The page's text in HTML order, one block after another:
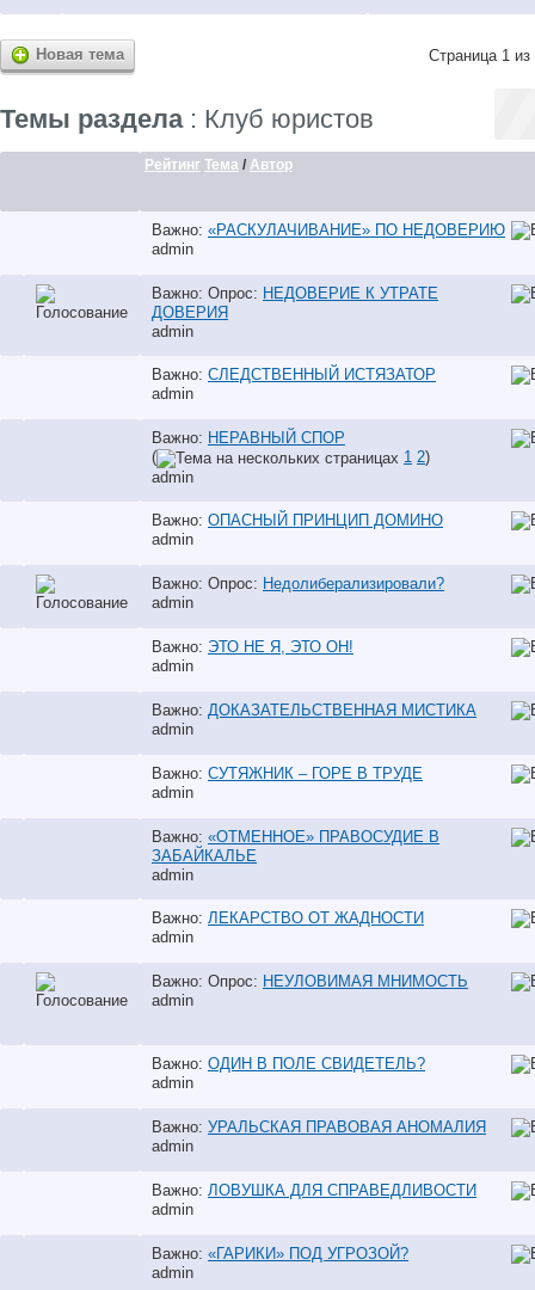
Новая тема Страница 1 из
Темы раздела: Клуб юристов
Рейтинг Тема / Автор
Важно: «РАСКУЛАЧИВАНИЕ» ПО НЕДОВЕРИЮ
аdmin
Важно: Опрос: НЕДОВЕРИЕ К УТРАТЕ
ДОВЕРИЯ
аdmin
Важно: СЛЕДСТВЕННЫЙ ИСТЯЗАТОР
аdmin
Важно: НЕРАВНЫЙ СПОР
(
1 2)
аdmin
Важно: ОПАСНЫЙ ПРИНЦИП ДОМИНО
аdmin
Важно: Опрос: Недолиберализировали?
аdmin
Важно: ЭТО НЕ Я, ЭТО ОН!
аdmin
Важно: ДОКАЗАТЕЛЬСТВЕННАЯ МИСТИКА
аdmin
Важно: СУТЯЖНИК – ГОРЕ В ТРУДЕ
аdmin
Важно: «ОТМЕННОЕ» ПРАВОСУДИЕ В
ЗАБАЙКАЛЬЕ
аdmin
Важно: ЛЕКАРСТВО ОТ ЖАДНОСТИ
аdmin
Важно: Опрос: НЕУЛОВИМАЯ МНИМОСТЬ
аdmin
Важно: ОДИН В ПОЛЕ СВИДЕТЕЛЬ?
аdmin
Важно: УРАЛЬСКАЯ ПРАВОВАЯ АНОМАЛИЯ
аdmin
Важно: ЛОВУШКА ДЛЯ СПРАВЕДЛИВОСТИ
аdmin
Важно: «ГАРИКИ» ПОД УГРОЗОЙ?
аdmin